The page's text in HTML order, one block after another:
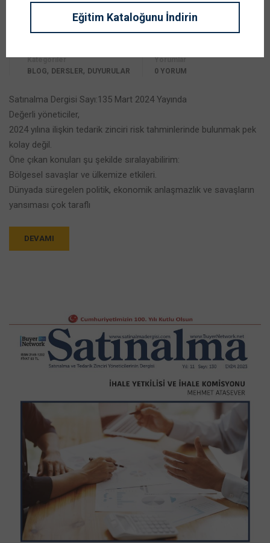
Kategoriler
BLOG, DERSLER, DUYURULAR
Yorumlar
0 YORUM
Satınalma Dergisi Sayı:135 Mart 2024 Yayında
Değerli yöneticiler,
2024 yılına ilişkin tedarik zinciri risk tahminlerinde bulunmak pek
kolay değil.
Öne çıkan konuları şu şekilde sıralayabilirim:
Bölgesel savaşlar ve ülkemize etkileri.
Dünyada süregelen politik, ekonomik anlaşmazlık ve savaşların
yansıması çok taraflı
DEVAMI
Eğitim Kataloğunu İndirin